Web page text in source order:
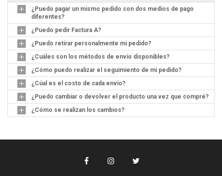
¿Puedo pagar un mismo pedido con dos medios de pago
diferentes?
¿Puedo pedir Factura A?
¿Puedo retirar personalmente mi pedido?
¿Cuáles son los métodos de envío disponibles?
¿Cómo puedo realizar el seguimiento de mi pedido?
¿Cúal es el costo de cada envío?
¿Puedo cambiar o devolver el producto una vez que compré?
¿Cómo se realizan los cambios?